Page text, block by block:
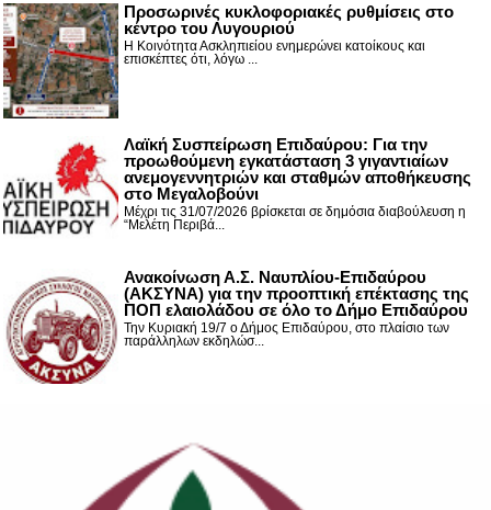
Προσωρινές κυκλοφοριακές ρυθμίσεις στο
κέντρο του Λυγουριού
Η Κοινότητα Ασκληπιείου ενημερώνει κατοίκους και
επισκέπτες ότι, λόγω ...
Λαϊκή Συσπείρωση Επιδαύρου: Για την
προωθούμενη εγκατάσταση 3 γιγαντιαίων
ανεμογεννητριών και σταθμών αποθήκευσης
στο Μεγαλοβούνι
Μέχρι τις 31/07/2026 βρίσκεται σε δημόσια διαβούλευση η
“Μελέτη Περιβά...
Ανακοίνωση Α.Σ. Ναυπλίου-Επιδαύρου
(ΑΚΣΥΝΑ) για την προοπτική επέκτασης της
ΠΟΠ ελαιολάδου σε όλο το Δήμο Επιδαύρου
Την Κυριακή 19/7 ο Δήμος Επιδαύρου, στο πλαίσιο των
παράλληλων εκδηλώσ...